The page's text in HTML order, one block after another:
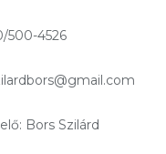
500-4526
Bors Szilárd